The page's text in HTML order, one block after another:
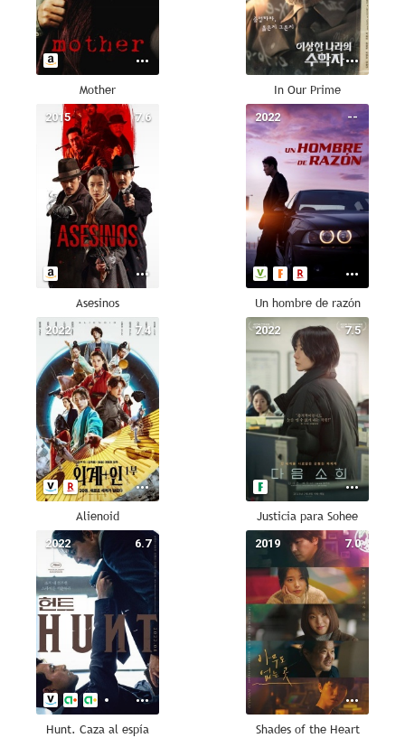
Mother In Our Prime
7.6
2015
Asesinos
--
2022
Un hombre de razón
7.4
2022
Alienoid
7.5
2022
Justicia para Sohee
6.7
2022
Hunt. Caza al espía
7.0
2019
Shades of the Heart